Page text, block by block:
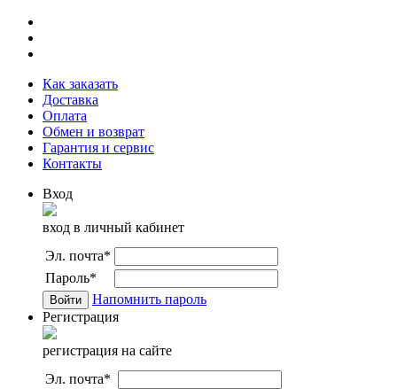
Как заказать
Доставка
Оплата
Обмен и возврат
Гарантия и сервис
Контакты
Вход
вход в личный кабинет
Эл. почта*
Пароль*
Напомнить пароль
Регистрация
регистрация на сайте
Эл. почта*